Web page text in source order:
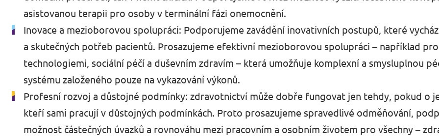
asistovanou terapii pro osoby v terminální fázi onemocnění.
Inovace a mezioborovou spolupráci: Podporujeme zavádění inovativních postupů, které
a skutečných potřeb pacientů. Prosazujeme efektivní mezioborovou spolupráci – například
technologiemi, sociální péčí a duševním zdravím – která umožňuje komplexní a smysluplnou
systému založeného pouze na vykazování výkonů.
Profesní rozvoj a důstojné podmínky: zdravotnictví může dobře fungovat jen tehdy, pokud o
kteří sami pracují v důstojných podmínkách. Proto prosazujeme spravedlivé odměňování,
možnost částečných úvazků a rovnováhu mezi pracovním a osobním životem pro všechny –